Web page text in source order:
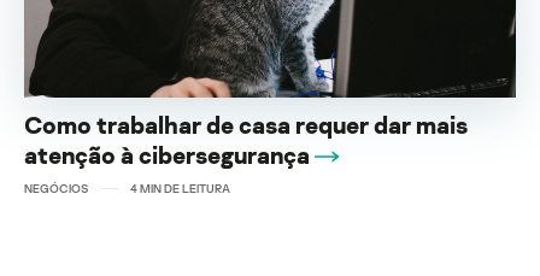
Como trabalhar de casa requer dar mais
atenção à cibersegurança
NEGÓCIOS 4MIN DE LEITURA